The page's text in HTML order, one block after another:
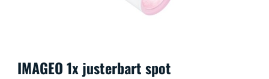
IMAGEO 1x justerbart spot